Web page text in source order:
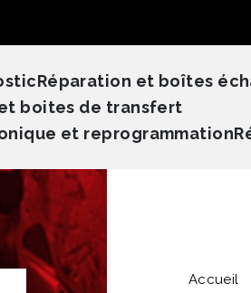
Réparation et boîtes
boites de transfert
et reprogrammation
Accueil